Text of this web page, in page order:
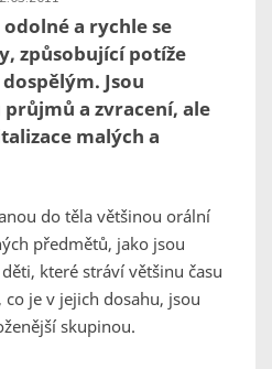
a rychle se
způsobující potíže
Jsou
a zvracení, ale
malých a
do těla většinou orální
předmětů, jako jsou
které stráví většinu času
je v jejich dosahu, jsou
skupinou.